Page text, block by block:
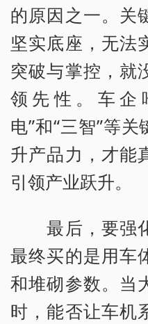
的原因之一。关
坚实底座，无法
突破与掌控，就
领先性。车企
电”和“三智”等
升产品力，才能
引领产业跃升。
最后，要强
最终买的是用车
和堆砌参数。当
时，能否让车机